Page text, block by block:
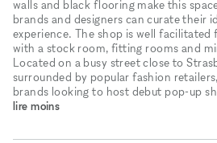
walls and black flooring make this
brands and designers can curate their
experience. The shop is well
with a stock room, fitting rooms and
Located on a busy street close to
surrounded by popular fashion
brands looking to host debut pop-up
lire moins